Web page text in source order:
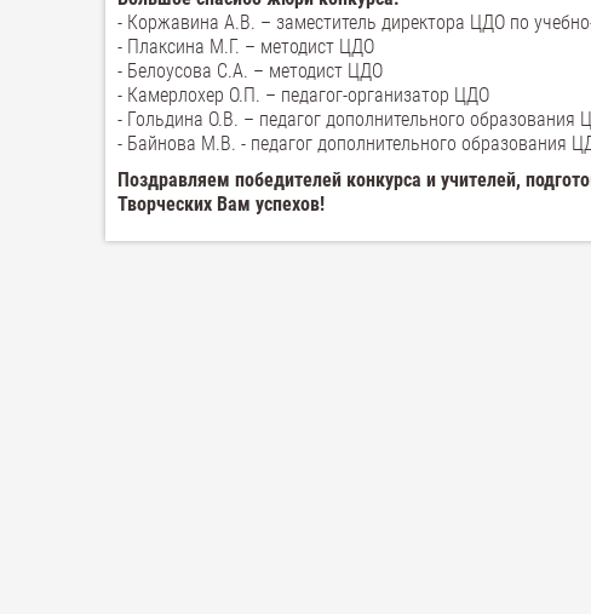
- Коржавина А.В. – заместитель директора ЦДО по
- Плаксина М.Г. – методист ЦДО
- Белоусова С.А. – методист ЦДО
- Камерлохер О.П. – педагог-организатор ЦДО
- Гольдина О.В. – педагог дополнительного образования
- Байнова М.В. - педагог дополнительного образования
Поздравляем победителей конкурса и учителей,
Творческих Вам успехов!